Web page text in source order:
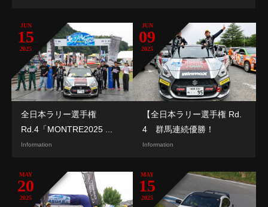
JUN
15
2025
全日本ラリー選手権
Rd.4「MONTRE2025 ...
Information
JUN
09
2025
【全日本ラリー選手権 Rd.
4 群馬連続優勝！
Information
MAY
20
2025
MAY
15
2025